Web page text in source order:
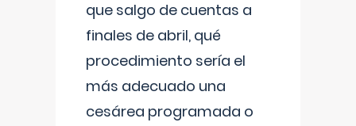
que salgo de cuentas a
finales de abril, qué
procedimiento sería el
más adecuado una
cesárea programada o